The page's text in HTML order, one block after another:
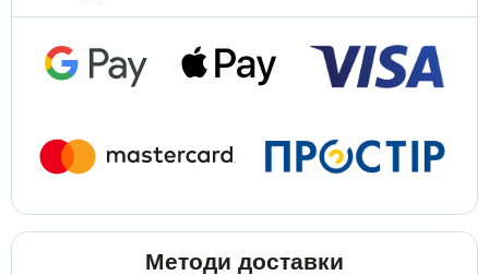
Методи доставки